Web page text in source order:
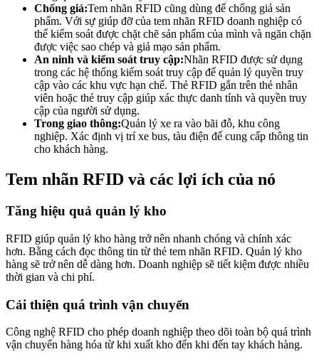
Chống giả:Tem nhãn RFID cũng dùng để chống giả sản
phẩm. Với sự giúp đỡ của tem nhãn RFID doanh nghiệp có
thể kiểm soát được chặt chẽ sản phẩm của mình và ngăn chặn
được việc sao chép và giả mạo sản phẩm.
An ninh và kiểm soát truy cập:Nhãn RFID được sử dụng
trong các hệ thống kiểm soát truy cập để quản lý quyền truy
cập vào các khu vực hạn chế. Thẻ RFID gắn trên thẻ nhân
viên hoặc thẻ truy cập giúp xác thực danh tính và quyền truy
cập của người sử dụng.
Trong giao thông:Quản lý xe ra vào bãi đỗ, khu công
nghiệp. Xác định vị trí xe bus, tàu điện để cung cấp thông tin
cho khách hàng.
Tem nhãn RFID và các lợi ích của nó
Tăng hiệu quả quản lý kho
RFID giúp quản lý kho hàng trở nên nhanh chóng và chính xác
hơn. Bằng cách đọc thông tin từ thẻ tem nhãn RFID. Quản lý kho
hàng sẽ trở nên dễ dàng hơn. Doanh nghiệp sẽ tiết kiệm được nhiều
thời gian và chi phí.
Cải thiện quá trình vận chuyển
Công nghệ RFID cho phép doanh nghiệp theo dõi toàn bộ quá trình
vận chuyển hàng hóa từ khi xuất kho đến khi đến tay khách hàng.